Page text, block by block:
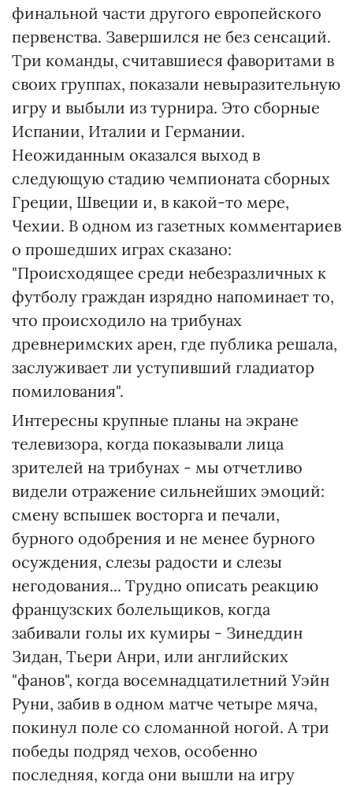
финальной части другого европейского
первенства. Завершился не без сенсаций.
Три команды, считавшиеся фаворитами в
своих группах, показали невыразительную
игру и выбыли из турнира. Это сборные
Испании, Италии и Германии.
Неожиданным оказался выход в
следующую стадию чемпионата сборных
Греции, Швеции и, в какой-то мере,
Чехии. В одном из газетных комментариев
о прошедших играх сказано:
"Происходящее среди небезразличных к
футболу граждан изрядно напоминает то,
что происходило на трибунах
древнеримских арен, где публика решала,
заслуживает ли уступивший гладиатор
помилования".
Интересны крупные планы на экране
телевизора, когда показывали лица
зрителей на трибунах - мы отчетливо
видели отражение сильнейших эмоций:
смену вспышек восторга и печали,
бурного одобрения и не менее бурного
осуждения, слезы радости и слезы
негодования... Трудно описать реакцию
французских болельщиков, когда
забивали голы их кумиры - Зинеддин
Зидан, Тьери Анри, или английских
"фанов", когда восемнадцатилетний Уэйн
Руни, забив в одном матче четыре мяча,
покинул поле со сломанной ногой. А три
победы подряд чехов, особенно
последняя, когда они вышли на игру